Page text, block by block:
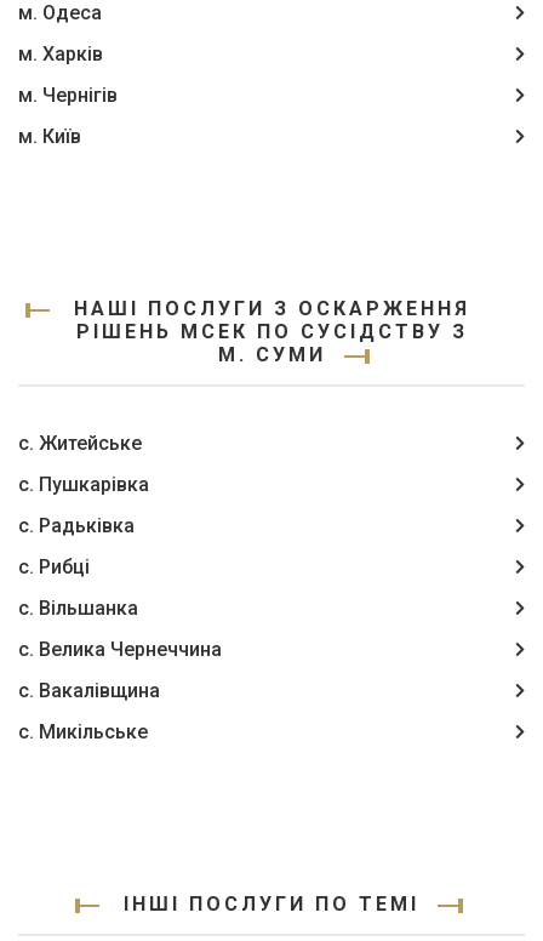
м. Одеса
м. Харків
м. Чернігів
м. Київ
НАШІ ПОСЛУГИ З ОСКАРЖЕННЯ
РІШЕНЬ МСЕК ПО СУСІДСТВУ З
М. СУМИ
с. Житейське
с. Пушкарівка
с. Радьківка
с. Рибці
с. Вільшанка
с. Велика Чернеччина
с. Вакалівщина
с. Микільське
ІНШІ ПОСЛУГИ ПО ТЕМІ